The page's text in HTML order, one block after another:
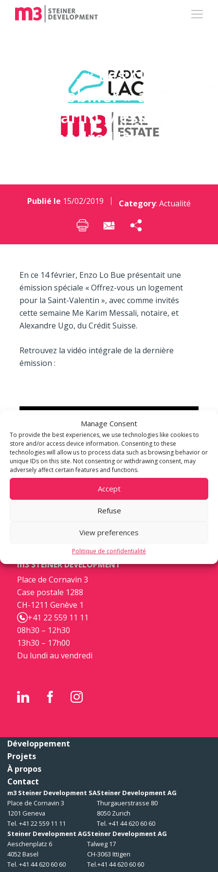
Manage Consent
To provide the best experiences, we use technologies like cookies to
store and/or access device information. Consenting to these
technologies will allow us to process data such as browsing behavior or
unique IDs on this site. Not consenting or withdrawing consent, may
adversely affect certain features and functions.
Accept
Refuse
View preferences
Politique de confidentialité
RADIO : « Les clés de
l’immobilier » avec
Me Karim Messali et
Alexandre Ugo
Publié le 15/02/2019 Category: Actualité
En ce 14 février, Enzo Lo Bue présentait une
émission spéciale « Offrez-vous un logement
pour la Saint-Valentin », avec comme invités
cette semaine Me Karim Messali, notaire, et
Alexandre Ugo, du Crédit Suisse.
Retrouvez la vidéo intégrale de la dernière
émission :
m3 STEINER DEVELOPMENT
Place de Cornavin 3
Case postale 1288
CH-1211 Genève 1
+41 22 559 11 11
08h30 – 12h30
13h30 – 17h00
Du lundi au vendredi
Développement
Projets
À propos
Contact
m3 Steiner Development SA
Place de Cornavin 3
1201 Geneva
Tel. +41 22 559 11 11
Steiner Development AG
Thurgauerstrasse 80
8050 Zurich
Tel. +41 44 620 60 60
Steiner Development AG
Aeschenplatz 6
4052 Basel
Tel. +41 44 620 60 60
Steiner Development AG
Talweg 17
CH-3063 Ittigen
Tel.+41 44 620 60 60